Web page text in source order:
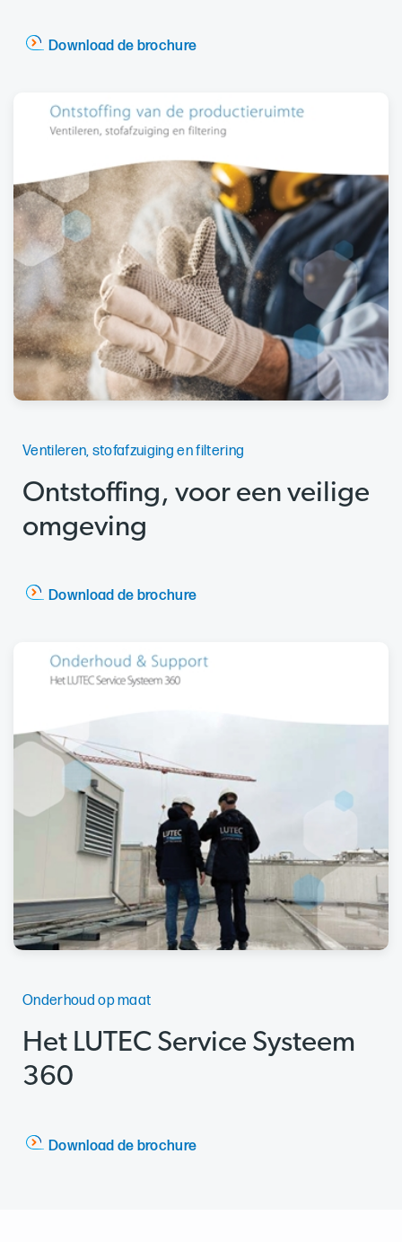
Download de brochure
Ventileren, stofafzuiging en filtering
Ontstoffing, voor een veilige
omgeving
Download de brochure
Onderhoud op maat
Het LUTEC Service Systeem
360
Download de brochure